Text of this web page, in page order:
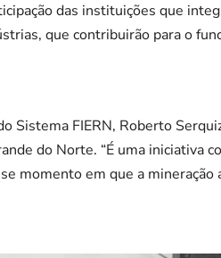
das instituições que
que contribuirão para o
Sistema FIERN, Roberto
do Norte. “É uma iniciativa
momento em que a